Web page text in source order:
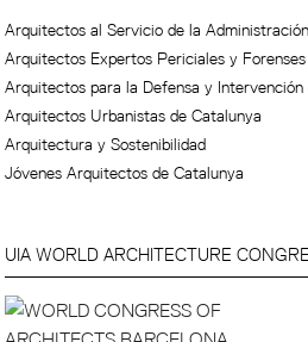
Arquitectos al Servicio de la
Arquitectos Expertos Periciales y
Arquitectos para la Defensa y
Arquitectos Urbanistas de Catalunya
Arquitectura y Sostenibilidad
Jóvenes Arquitectos de Catalunya
UIA WORLD ARCHITECTURE